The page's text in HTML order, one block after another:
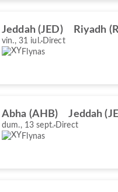
Jeddah (JED) Riyadh
vin., 31 iul. Direct
Flynas
Abha (AHB) Jeddah
dum., 13 sept. Direct
Flynas